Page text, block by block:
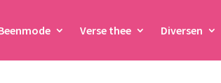
Verse thee Diversen